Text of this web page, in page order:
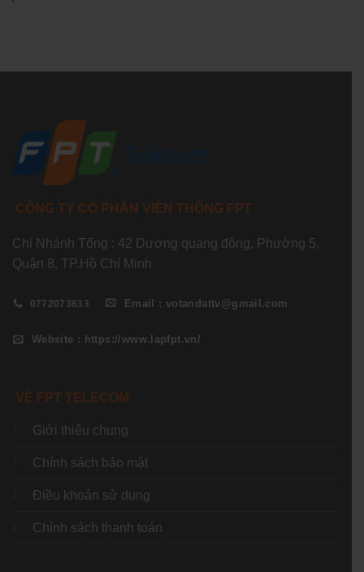
CÔNG TY CỔ PHẦN VIỄN THÔNG FPT
Chi Nhánh Tổng : 42 Dương quang đông, Phường 5,
Quận 8, TP.Hồ Chí Minh
0772073633 Email : votandattv@gmail.com
Website : https://www.lapfpt.vn/
VỀ FPT TELECOM
Giới thiệu chung
Chính sách bảo mật
Điều khoản sử dụng
Chính sách thanh toán